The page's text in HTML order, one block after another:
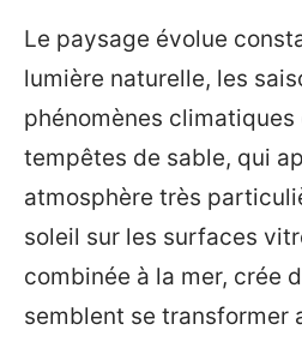
Le paysage évolue
lumière naturelle, les
phénomènes climatiques
tempêtes de sable, qui
atmosphère très
soleil sur les surfaces
combinée à la mer, crée
semblent se transformer